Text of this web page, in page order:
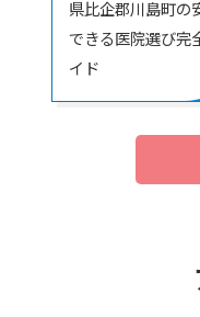
県比企郡川島町の
できる医院選び完
イド